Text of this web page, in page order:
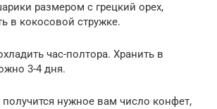
размером с грецкий орех,
в кокосовой стружке.
час-полтора. Хранить в
3-4 дня.
получится нужное вам число конфет,